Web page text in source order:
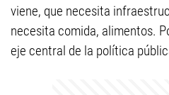
viene, que necesita
necesita comida, alimentos.
eje central de la política